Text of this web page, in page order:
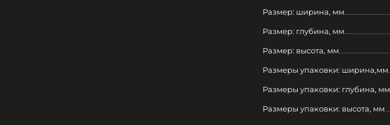
Размер: ширина, мм
Размер: глубина, мм
Размер: высота, мм
Размеры упаковки: ширина,мм
Размеры упаковки: глубина, мм
Размеры упаковки: высота, мм